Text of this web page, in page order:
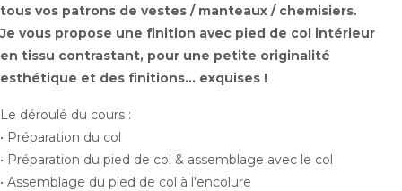
tous vos patrons de vestes / manteaux / chemisiers.
Je vous propose une finition avec pied de col intérieur
en tissu contrastant, pour une petite originalité
esthétique et des finitions... exquises !
Le déroulé du cours :
• Préparation du col
• Préparation du pied de col & assemblage avec le col
• Assemblage du pied de col à l'encolure